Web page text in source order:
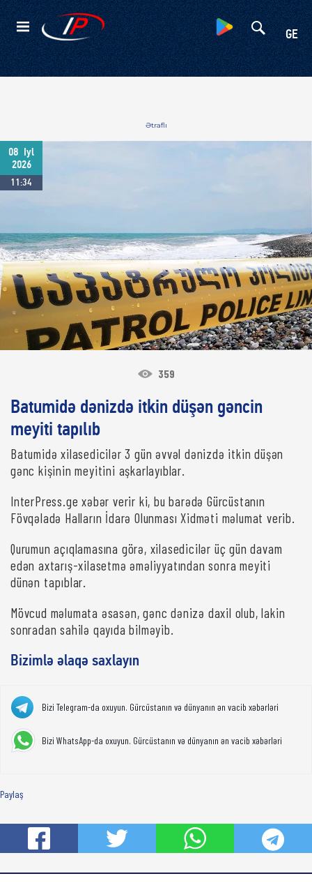
GE
Kateqoriyalar
Ətraflı
08
Iyl
2026
11:34
359
Batumidə dənizdə itkin düşən gəncin
meyiti tapılıb
Batumidə xilasedicilər 3 gün əvvəl dənizdə itkin düşən
gənc kişinin meyitini aşkarlayıblar.
InterPress.ge xəbər verir ki, bu barədə Gürcüstanın
Fövqəladə Halların İdarə Olunması Xidməti məlumat verib.
Qurumun açıqlamasına görə, xilasedicilər üç gün davam
edən axtarış-xilasetmə əməliyyatından sonra meyiti
dünən tapıblar.
Mövcud məlumata əsasən, gənc dənizə daxil olub, lakin
sonradan sahilə qayıda bilməyib.
Bizimlə əlaqə saxlayın
Bizi Telegram-da oxuyun. Gürcüstanın və dünyanın ən vacib xəbərləri
Bizi WhatsApp-da oxuyun. Gürcüstanın və dünyanın ən vacib xəbərləri
Paylaş